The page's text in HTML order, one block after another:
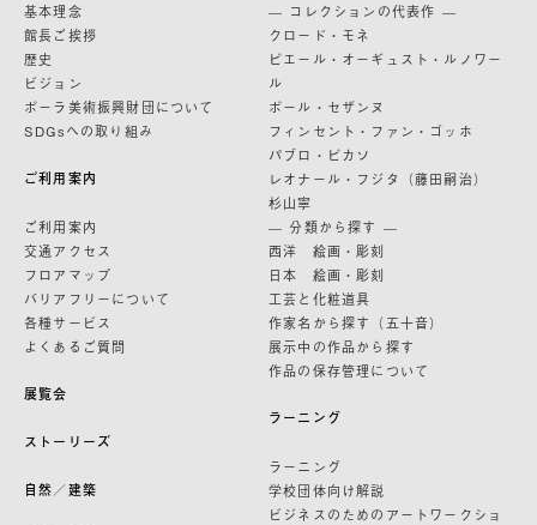
基本理念
館長ご挨拶
歴史
ビジョン
ポーラ美術振興財団について
SDGsへの取り組み
ご利用案内
ご利用案内
交通アクセス
フロアマップ
バリアフリーについて
各種サービス
よくあるご質問
展覧会
ストーリーズ
自然／建築
— コレクションの代表作 —
クロード・モネ
ピエール・オーギュスト・ルノワー
ル
ポール・セザンヌ
フィンセント・ファン・ゴッホ
パブロ・ピカソ
レオナール・フジタ（藤田嗣治）
杉山寧
— 分類から探す —
西洋 絵画・彫刻
日本 絵画・彫刻
工芸と化粧道具
作家名から探す（五十音）
展示中の作品から探す
作品の保存管理について
ラーニング
ラーニング
学校団体向け解説
ビジネスのためのアートワークショ